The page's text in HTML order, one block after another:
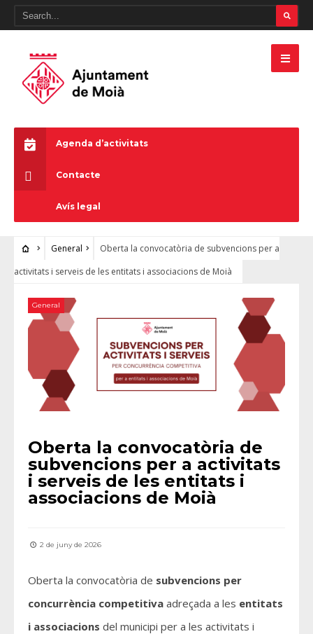
Agenda d’activitats
Contacte
Avís legal
General
Oberta la convocatòria de subvencions per a
activitats i serveis de les entitats i associacions de Moià
General
Oberta la convocatòria de
subvencions per a activitats
i serveis de les entitats i
associacions de Moià
2 de juny de 2026
Oberta la convocatòria de subvencions per
concurrència competitiva adreçada a les entitats
i associacions del municipi per a les activitats i